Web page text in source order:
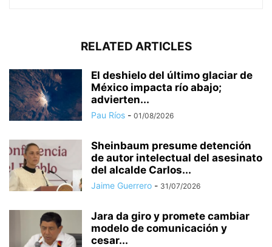
RELATED ARTICLES
El deshielo del último glaciar de
México impacta río abajo;
advierten...
Pau Ríos - 01/08/2026
Sheinbaum presume detención
de autor intelectual del asesinato
del alcalde Carlos...
Jaime Guerrero - 31/07/2026
Jara da giro y promete cambiar
modelo de comunicación y
cesar...